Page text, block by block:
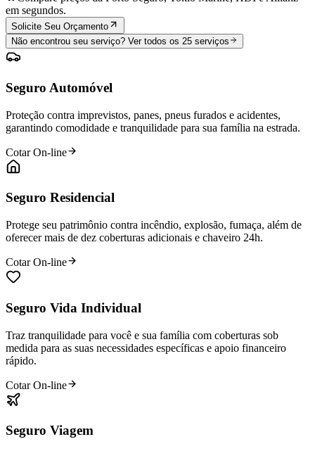
em segundos.
Solicite Seu Orçamento
Não encontrou seu serviço? Ver todos os 25 serviços
Seguro Automóvel
Proteção contra imprevistos, panes, pneus furados e acidentes,
garantindo comodidade e tranquilidade para sua família na estrada.
Cotar On-line
Seguro Residencial
Protege seu patrimônio contra incêndio, explosão, fumaça, além de
oferecer mais de dez coberturas adicionais e chaveiro 24h.
Cotar On-line
Seguro Vida Individual
Traz tranquilidade para você e sua família com coberturas sob
medida para as suas necessidades específicas e apoio financeiro
rápido.
Cotar On-line
Seguro Viagem